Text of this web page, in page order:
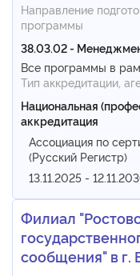
Направление
программы
38.03.02 -
Все программы в
Тип аккредитации,
Национальная
аккредитация
Ассоциация по
(Русский Регистр)
13.11.2025 -
Филиал
сообщения" в г.